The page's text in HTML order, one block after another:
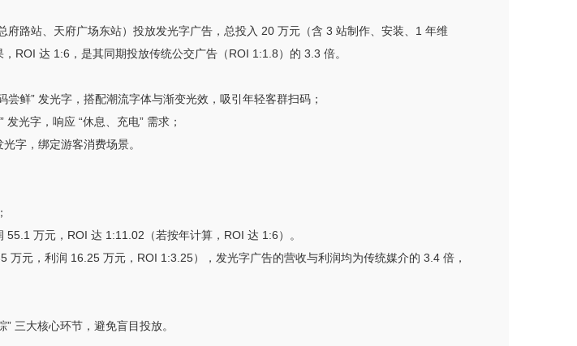
路站、天府广场东站）投放发光字广告，总投入 20 万元（含 3 站制作、安装、1 年维
ROI 达 1:6，是其同期投放传统公交广告（ROI 1:1.8）的 3.3 倍。
鲜” 发光字，搭配潮流字体与渐变光效，吸引年轻客群扫码；
光字，响应 “休息、充电” 需求；
字，绑定游客消费场景。
万元，ROI 达 1:11.02（若按年计算，ROI 达 1:6）。
元，利润 16.25 万元，ROI 1:3.25），发光字广告的营收与利润均为传统媒介的 3.4 倍，
三大核心环节，避免盲目投放。